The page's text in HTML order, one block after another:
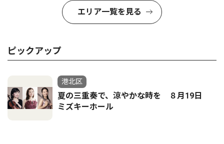
エリア一覧を見る
ピックアップ
港北区
夏の三重奏で、涼やかな時を ８月19日
ミズキーホール